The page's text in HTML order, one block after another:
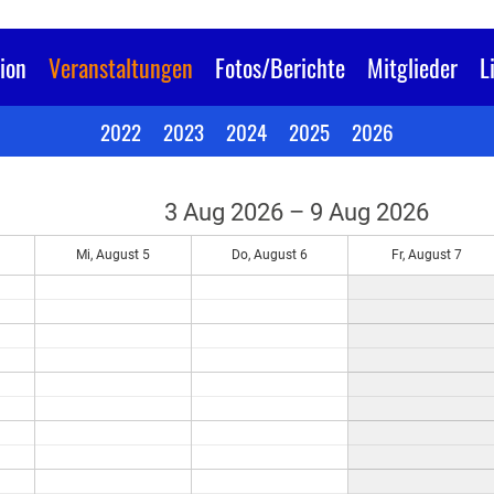
Veranstaltungen Fotos/Berichte Mitglieder
2022 2023 2024 2025 2026
3 Aug 2026 – 9 Aug 2026
Mi, August 5 Do, August 6 Fr, August 7